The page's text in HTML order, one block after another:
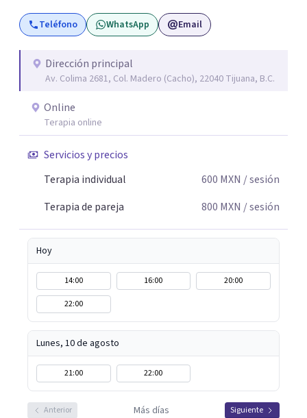
repite, qué duele, y qué puede transformarse. En mi
consultorio hay lugar para todo: risas, tristezas, enojos y
escuchada. Si pudiste conectar con algo de esto,
mándame un mensaje y comencemos juntos a trabajar en
Teléfono WhatsApp Email
Dirección principal
Av. Colima 2681, Col. Madero (Cacho), 22040 Tijuana, B.C.
Online
Terapia online
Servicios y precios
Terapia individual
600 MXN / sesión
Terapia de pareja
800 MXN / sesión
Hoy
14:00 16:00
20:00
22:00
Lunes, 10 de agosto
21:00 22:00
Anterior Más días Siguiente